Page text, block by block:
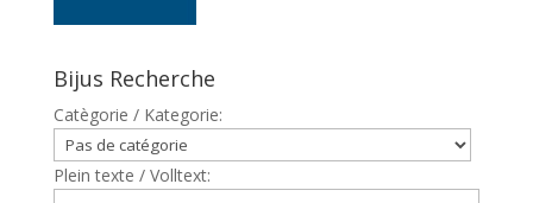
Bijus Recherche
Catègorie / Kategorie:
Plein texte / Volltext: